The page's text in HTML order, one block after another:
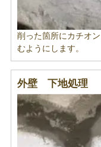
削った箇所にカチオ
むようにします。
外壁 下地処理